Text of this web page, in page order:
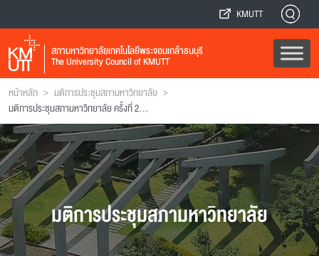
KMUTT
สภามหาวิทยาลัยเทคโนโลยีพระจอมเกล้าธนบุรี
The University Council of KMUTT
หน้าหลัก > มติการประชุมสภามหาวิทยาลัย >
มติการประชุมสภามหาวิทยาลัย ครั้งที่ 289 (ฉบับที่ 1)
มติการประชุมสภามหาวิทยาลัย